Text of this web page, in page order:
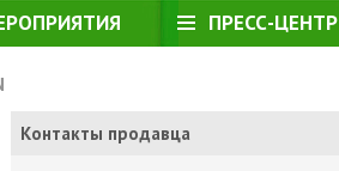
ПРЕСС-ЦЕНТР
Контакты продавца